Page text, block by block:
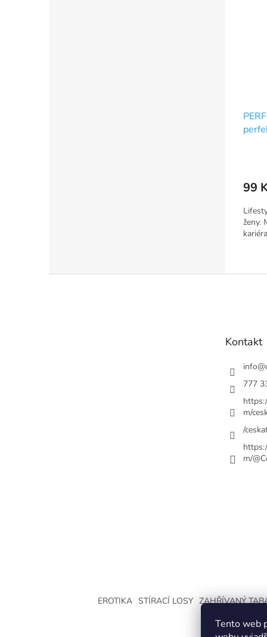
Tento web
99
ženy.
Kontakt
info@
777
m/
/
m/
EROTIKA STÍRACÍ LOSY ZAHŘÍVANÝ